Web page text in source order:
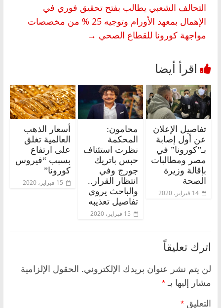
التحالف الشعبي يطالب بفتح تحقيق فوري في
الإهمال بمعهد الأورام وتوجيه 25 % من مخصصات
مواجهة كورونا للقطاع الصحي →
تفاصيل الإعلان
عن أول إصابة
بـ”كورونا” في
مصر ومطالبات
بإقالة وزيرة
الصحة
14 فبراير، 2020
محامون:
المحكمة
نظرت استئناف
حبس باتريك
جورج وفي
انتظار القرار..
والباحث يروي
تفاصيل تعذيبه
15 فبراير، 2020
أسعار الذهب
العالمية تغلق
على ارتفاع
بسبب “فيروس
كورونا”
15 فبراير، 2020
اترك تعليقاً
لن يتم نشر عنوان بريدك الإلكتروني. الحقول الإلزامية
مشار إليها بـ *
التعليق *